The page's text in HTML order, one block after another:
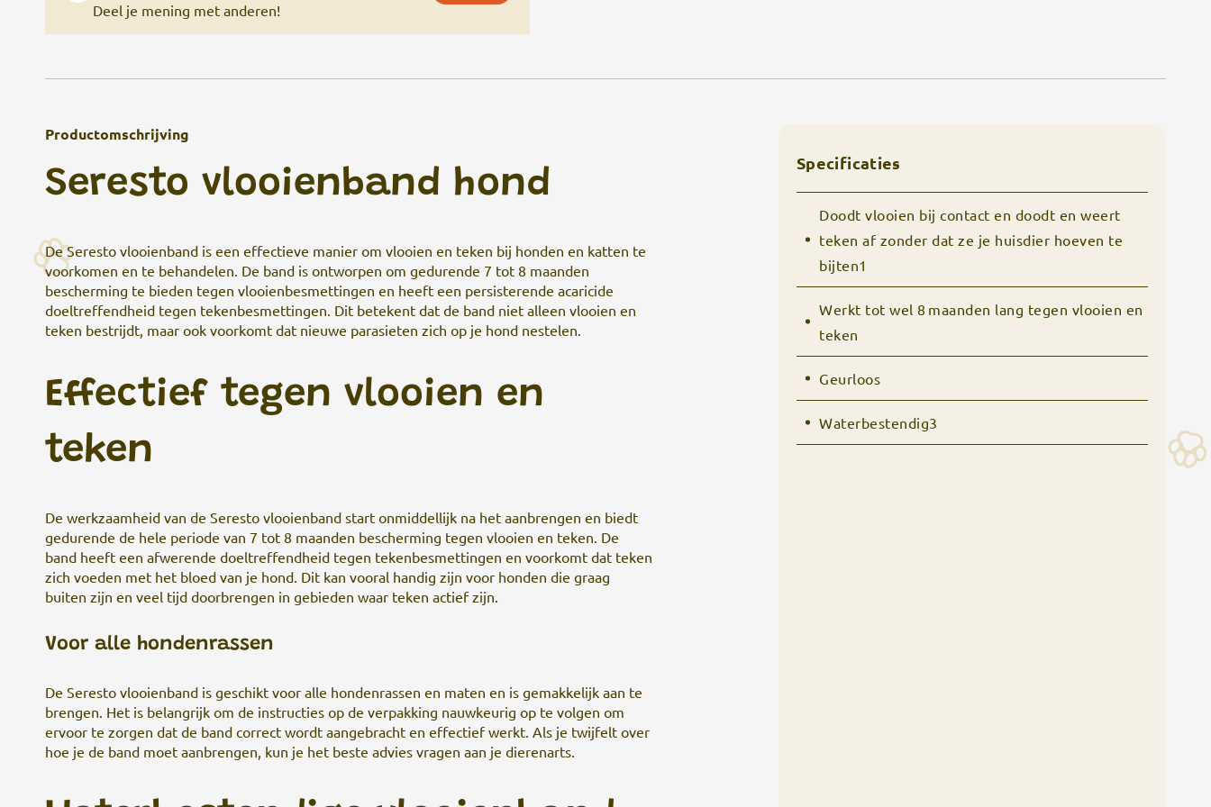
Deel je mening met anderen!
Productomschrijving
Seresto vlooienband hond
De Seresto vlooienband is een effectieve manier om vlooien en teken bij honden en katten te
voorkomen en te behandelen. De band is ontworpen om gedurende 7 tot 8 maanden
bescherming te bieden tegen vlooienbesmettingen en heeft een persisterende acaricide
doeltreffendheid tegen tekenbesmettingen. Dit betekent dat de band niet alleen vlooien en
teken bestrijdt, maar ook voorkomt dat nieuwe parasieten zich op je hond nestelen.
Effectief tegen vlooien en
teken
De werkzaamheid van de Seresto vlooienband start onmiddellijk na het aanbrengen en biedt
gedurende de hele periode van 7 tot 8 maanden bescherming tegen vlooien en teken. De
band heeft een afwerende doeltreffendheid tegen tekenbesmettingen en voorkomt dat teken
zich voeden met het bloed van je hond. Dit kan vooral handig zijn voor honden die graag
buiten zijn en veel tijd doorbrengen in gebieden waar teken actief zijn.
Voor alle hondenrassen
De Seresto vlooienband is geschikt voor alle hondenrassen en maten en is gemakkelijk aan te
brengen. Het is belangrijk om de instructies op de verpakking nauwkeurig op te volgen om
ervoor te zorgen dat de band correct wordt aangebracht en effectief werkt. Als je twijfelt over
hoe je de band moet aanbrengen, kun je het beste advies vragen aan je dierenarts.
Specificaties
Doodt vlooien bij contact en doodt en weert
teken af zonder dat ze je huisdier hoeven te
bijten1
Werkt tot wel 8 maanden lang tegen vlooien en
teken
Geurloos
Waterbestendig3